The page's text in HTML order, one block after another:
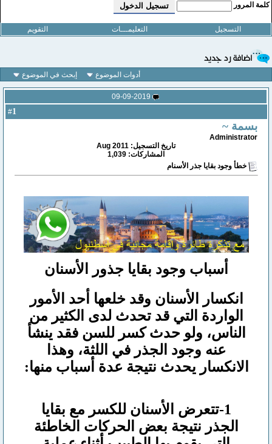
كلمة المرور
التسجيل التعليمـــات التقويم
أدوات الموضوع إبحث في الموضوع
09-09-2019
بسمة ~
Administrator
تاريخ التسجيل: Aug 2011
المشاركات: 1,039
خطأ وجود بقايا جذر الأسنام
أسباب وجود بقايا جذور الأسنان
انكسار الأسنان وقد خلعها أحد الأمور
الواردة التي قد تحدث لدى الكثير من
الناس، ولو حدث كسر للسن فقد ينشأ
عنه وجود الجذر في اللثة، وهذا
الانكسار يحدث نتيجة عدة أسباب منها:
1-تتعرض الأسنان للكسر مع بقايا
الجذر نتيجة بعض الحركات الخاطئة